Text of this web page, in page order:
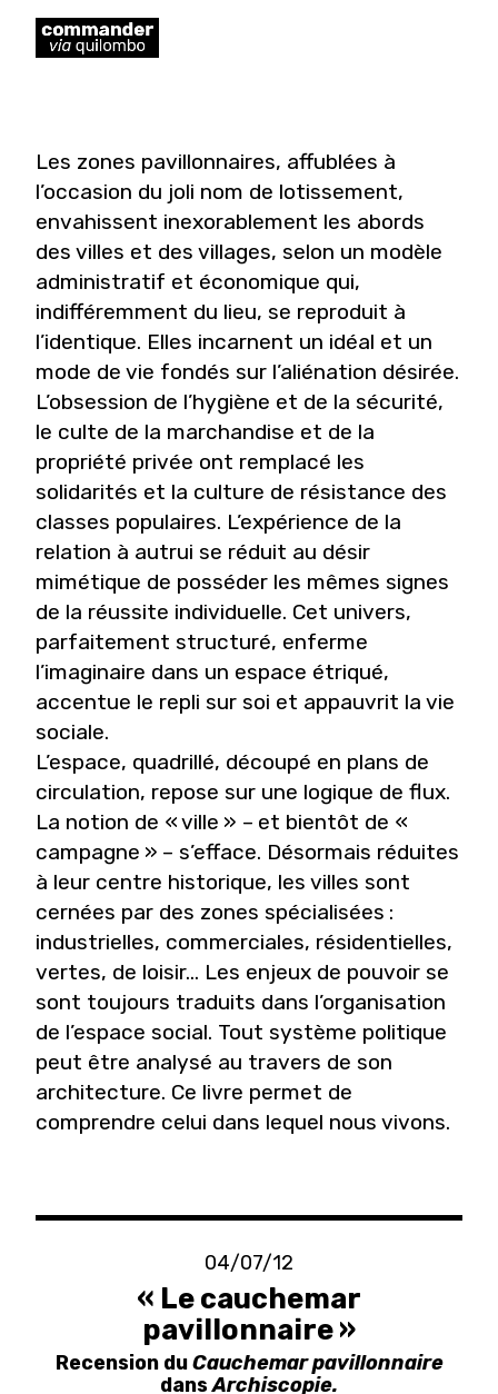
Les zones pavillonnaires, affublées à
l’occasion du joli nom de lotissement,
envahissent inexorablement les abords
des villes et des villages, selon un modèle
administratif et économique qui,
indifféremment du lieu, se reproduit à
l’identique. Elles incarnent un idéal et un
mode de vie fondés sur l’aliénation désirée.
L’obsession de l’hygiène et de la sécurité,
le culte de la marchandise et de la
propriété privée ont remplacé les
solidarités et la culture de résistance des
classes populaires. L’expérience de la
relation à autrui se réduit au désir
mimétique de posséder les mêmes signes
de la réussite individuelle. Cet univers,
parfaitement structuré, enferme
l’imaginaire dans un espace étriqué,
accentue le repli sur soi et appauvrit la vie
sociale.
L’espace, quadrillé, découpé en plans de
circulation, repose sur une logique de flux.
La notion de « ville » – et bientôt de «
campagne » – s’efface. Désormais réduites
à leur centre historique, les villes sont
cernées par des zones spécialisées :
industrielles, commerciales, résidentielles,
vertes, de loisir… Les enjeux de pouvoir se
sont toujours traduits dans l’organisation
de l’espace social. Tout système politique
peut être analysé au travers de son
architecture. Ce livre permet de
comprendre celui dans lequel nous vivons.
04/07/12
« Le cauchemar
pavillonnaire »
Recension duCauchemar pavillonnaire
dansArchiscopie.